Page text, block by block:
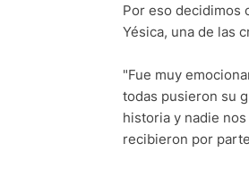
Por eso decidimos
Yésica, una de las
"Fue muy
todas pusieron su
historia y nadie
recibieron por